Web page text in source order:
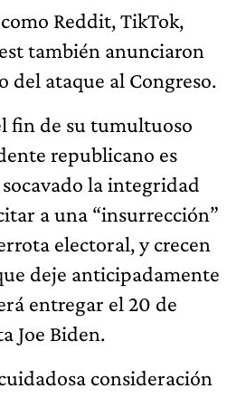
Reddit, TikTok,
también anunciaron
del ataque al Congreso.
fin de su tumultuoso
republicano es
la integridad
a una “insurrección”
electoral, y crecen
deje anticipadamente
entregar el 20 de
Joe Biden.
consideración